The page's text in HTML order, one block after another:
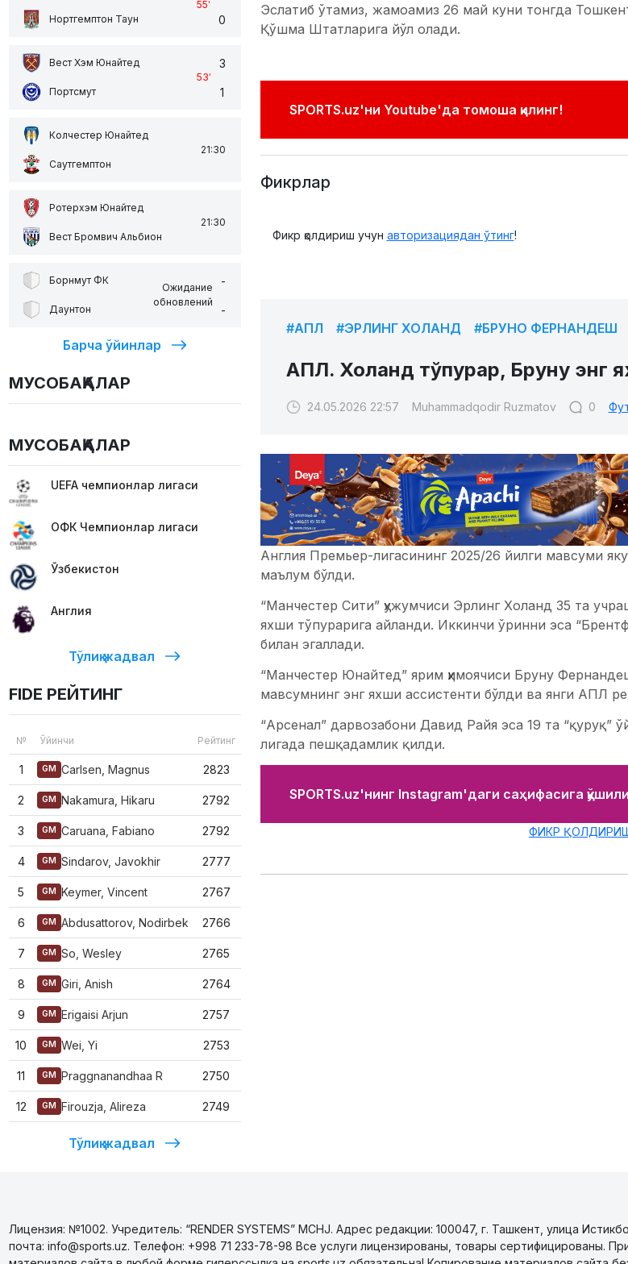
Нортгемптон Таун
55'
0
Вест Хэм Юнайтед
Портсмут
53'
3
1
Колчестер Юнайтед
Саутгемптон
21:30
Ротерхэм Юнайтед
Вест Бромвич Альбион
21:30
Борнмут ФК
Даунтон
Ожидание
обновлений
-
-
Барча ўйинлар
МУСОБАҚАЛАР
МУСОБАҚАЛАР
UEFA чемпионлар лигаси
ОФК Чемпионлар лигаси
Ўзбекистон
Англия
Тўлиқ жадвал
FIDE РЕЙТИНГ
№ Ўйинчи Рейтинг
1 GM Carlsen, Magnus 2823
2 GM Nakamura, Hikaru 2792
3 GM Caruana, Fabiano 2792
4 GM Sindarov, Javokhir 2777
5 GM Keymer, Vincent 2767
6 GM Abdusattorov, Nodirbek 2766
7 GM So, Wesley 2765
8 GM Giri, Anish 2764
9 GM Erigaisi Arjun 2757
10 GM Wei, Yi 2753
11 GM Praggnanandhaa R 2750
12 GM Firouzja, Alireza 2749
Тўлиқ жадвал
Эслатиб ўтамиз, жамоамиз 26 май куни тонгда
Қўшма Штатларига йўл олади.
SPORTS.uz'ни Youtube'да томоша қилинг!
Фикрлар
Фикр қолдириш учун авторизациядан ўтинг!
#АПЛ #ЭРЛИНГ ХОЛАНД #БРУНО ФЕРНАНДЕШ
АПЛ. Холанд тўпурар, Бруну энг
24.05.2026 22:57 Muhammadqodir Ruzmatov 0
Англия Премьер-лигасининг 2025/26 йилги мавсуми
маълум бўлди.
“Манчестер Сити” ҳужумчиси Эрлинг Холанд 35 та
яхши тўпурарига айланди. Иккинчи ўринни эса
билан эгаллади.
“Манчестер Юнайтед” ярим ҳимоячиси Бруну
мавсумнинг энг яхши ассистенти бўлди ва янги АПЛ
“Арсенал” дарвозабони Давид Райя эса 19 та “қуруқ”
лигада пешқадамлик қилди.
SPORTS.uz'нинг Instagram'даги саҳифасига
ФИКР
Лицензия: №1002. Учредитель: “RENDER SYSTEMS” MCHJ. Адрес редакции: 100047, г. Ташкент, улица
почта: info@sports.uz. Телефон: +998 71 233-78-98 Все услуги лицензированы, товары сертифицированы.